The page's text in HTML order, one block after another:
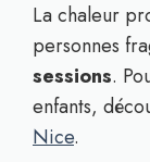
La chaleur
personnes
sessions.
enfants,
Nice.